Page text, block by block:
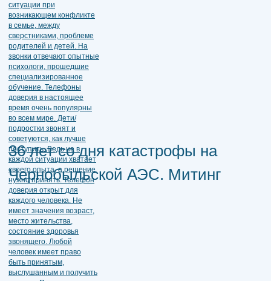
36 лет со дня катастрофы на
Чернобыльской АЭС. Митинг